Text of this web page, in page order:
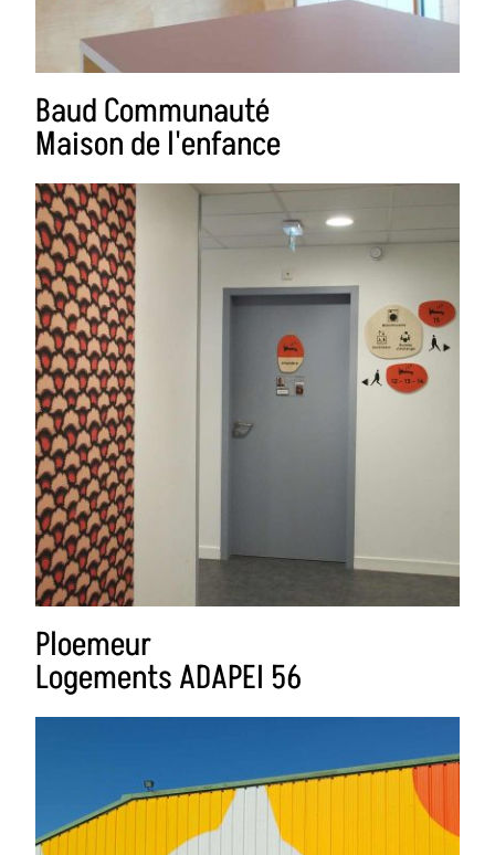
Baud Communauté
Maison de l'enfance
Ploemeur
Logements ADAPEI 56